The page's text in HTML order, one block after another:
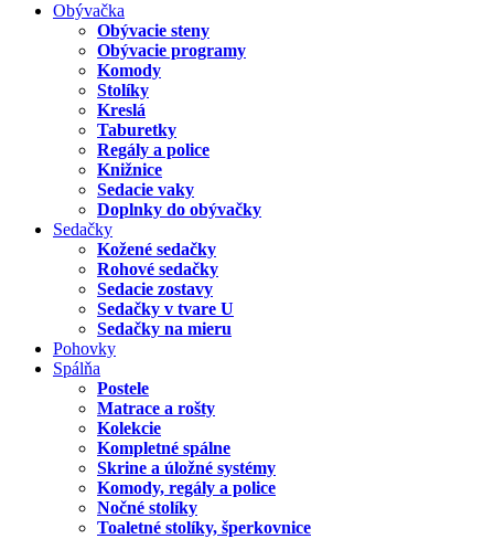
Obývačka
Obývacie steny
Obývacie programy
Komody
Stolíky
Kreslá
Taburetky
Regály a police
Knižnice
Sedacie vaky
Doplnky do obývačky
Sedačky
Kožené sedačky
Rohové sedačky
Sedacie zostavy
Sedačky v tvare U
Sedačky na mieru
Pohovky
Spálňa
Postele
Matrace a rošty
Kolekcie
Kompletné spálne
Skrine a úložné systémy
Komody, regály a police
Nočné stolíky
Toaletné stolíky, šperkovnice